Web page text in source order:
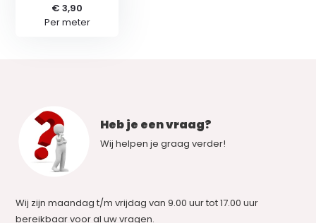
€ 3,90
Per meter
Heb je een vraag?
Wij helpen je graag verder!
Wij zijn maandag t/m vrijdag van 9.00 uur tot 17.00 uur
bereikbaar voor al uw vragen.